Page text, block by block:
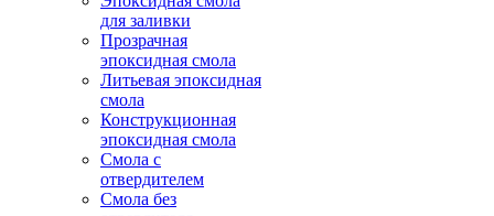
для заливки
Прозрачная
эпоксидная смола
Литьевая эпоксидная
смола
Конструкционная
эпоксидная смола
Смола с
отвердителем
Смола без